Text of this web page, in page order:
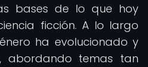
bases de lo que hoy
ficción. A lo largo
ha evolucionado y
abordando temas tan